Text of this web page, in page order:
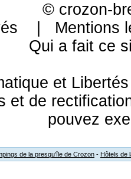
© crozon-
| Mentions
Qui a fait ce
et
et de
pouvez
de la presqu'île de Crozon - Hôtels de